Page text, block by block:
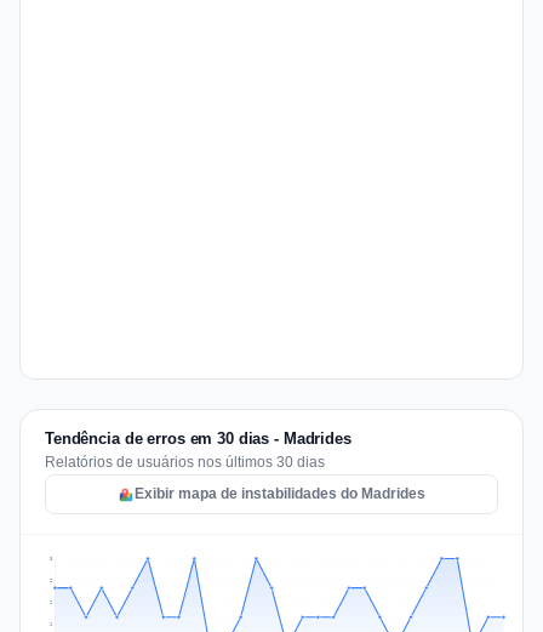
Tendência de erros em 30 dias - Madrides
Relatórios de usuários nos últimos 30 dias
Exibir mapa de instabilidades do Madrides
1
2
2
3